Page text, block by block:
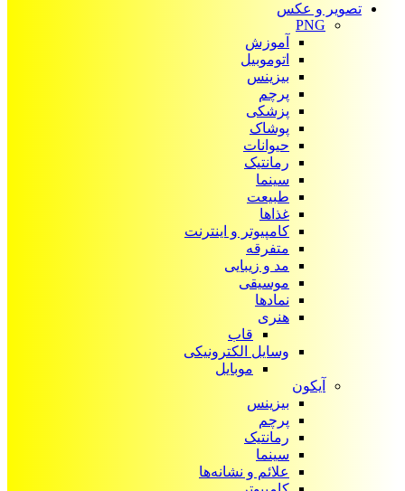
تصویر و عکس
PNG
آموزش
اتوموبیل
بیزینس
پرچم
پزشکی
پوشاک
حیوانات
رمانتیک
سینما
طبیعت
غذاها
کامپیوتر و اینترنت
متفرقه
مد و زیبایی
موسیقی
نمادها
هنری
قاب
وسایل الکترونیکی
موبایل
آیکون‌
بیزینس
پرچم
رمانتیک
سینما
علائم و نشانه‌ها